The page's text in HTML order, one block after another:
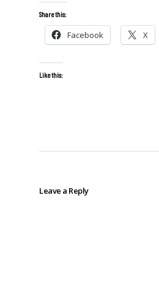
Share this:
Facebook X
Like this:
Leave a Reply